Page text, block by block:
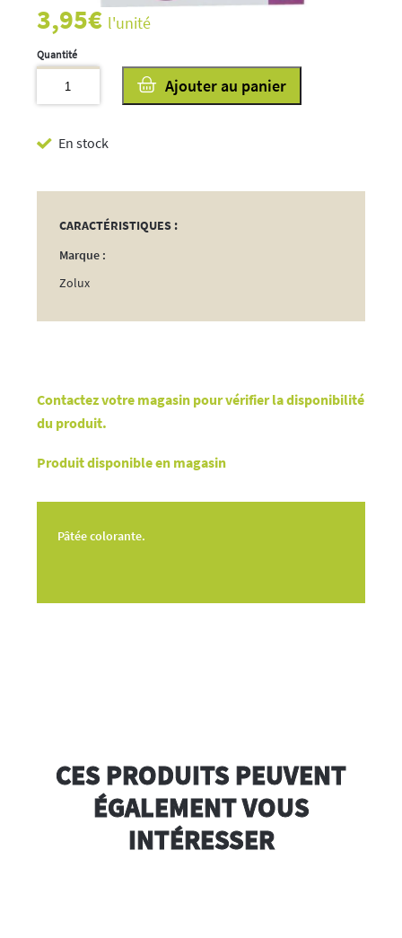
Contactez votre magasin pour vérifier la disponibilité
du produit.
Produit disponible en magasin
Pâtée colorante.
3,95€ l'unité
En stock
Soft
150g
Ajouter au panier
CARACTÉRISTIQUES :
Marque :
Zolux
CES PRODUITS PEUVENT
ÉGALEMENT VOUS
INTÉRESSER